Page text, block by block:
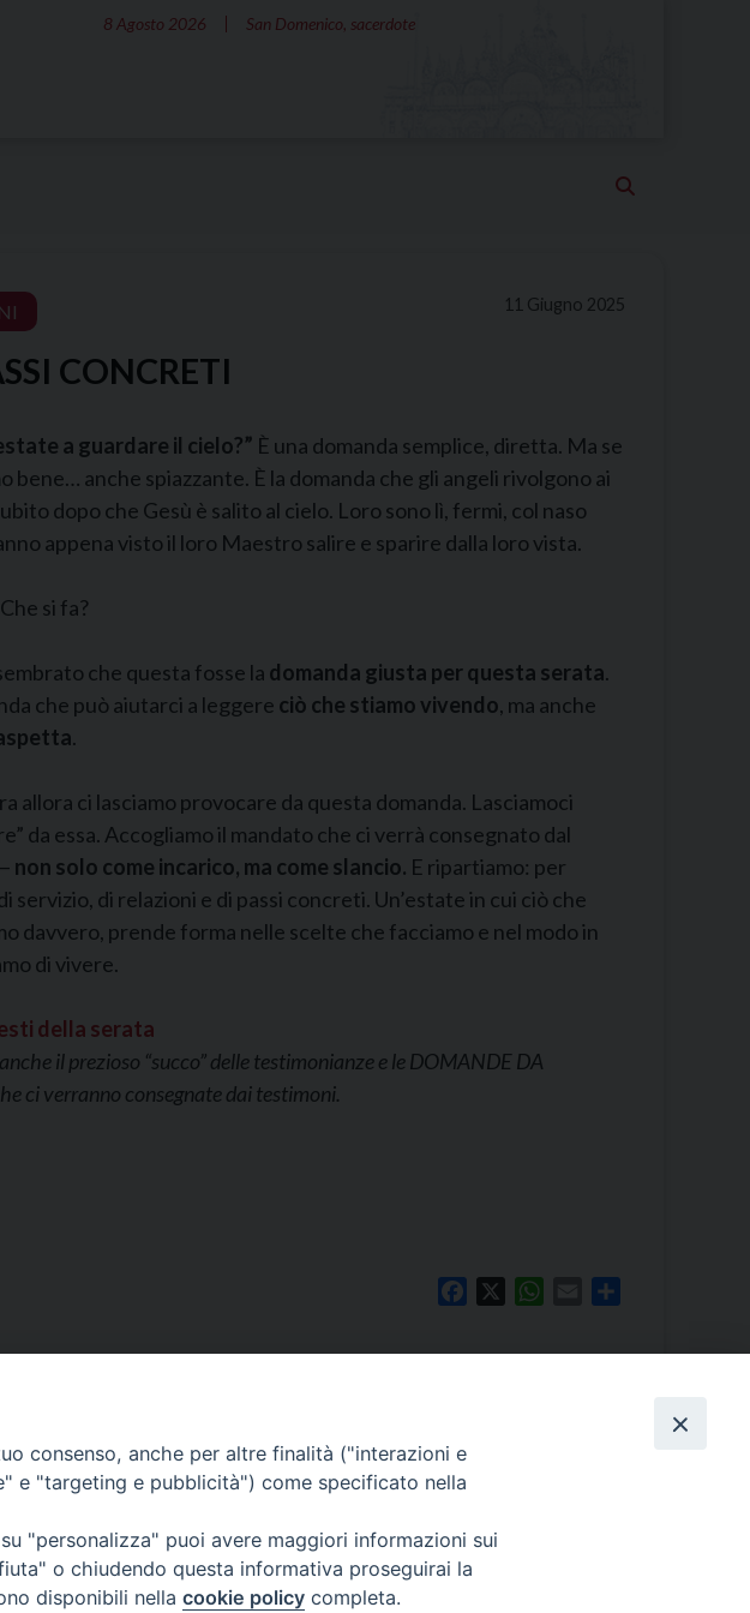
8 Agosto 2026 San Domenico, sacerdote
11 Giugno 2025
CONCRETI
a guardare il cielo?” È una domanda semplice, diretta. Ma se
bene… anche spiazzante. È la domanda che gli angeli rivolgono ai
dopo che Gesù è salito al cielo. Loro sono lì, fermi, col naso
appena visto il loro Maestro salire e sparire dalla loro vista.
si fa?
che questa fosse la domanda giusta per questa serata.
che può aiutarci a leggere ciò che stiamo vivendo, ma anche
.
allora ci lasciamo provocare da questa domanda. Lasciamoci
da essa. Accogliamo il mandato che ci verrà consegnato dal
non solo come incarico, ma come slancio. E ripartiamo: per
servizio, di relazioni e di passi concreti. Un’estate in cui ciò che
davvero, prende forma nelle scelte che facciamo e nel modo in
di vivere.
della serata
il prezioso “succo” delle testimonianze e le DOMANDE DA
ci verranno consegnate dai testimoni.
Facebook WhatsApp
Email
SEDE PRINCIPALE
San Marco, 320/A – 30124 Venezia
Tel. 041-2702411
e-mail curia@patriarcatovenezia.it
ufficiostampa@patriarcatovenezia.it
consenso, anche per altre finalità ("interazioni e
e "targeting e pubblicità") come specificato nella
"personalizza" puoi avere maggiori informazioni sui
o chiudendo questa informativa proseguirai la
disponibili nella cookie policy completa.